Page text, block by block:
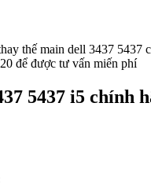
thế main dell 3437 5437
để được tư vấn miến phí
5437 i5 chính